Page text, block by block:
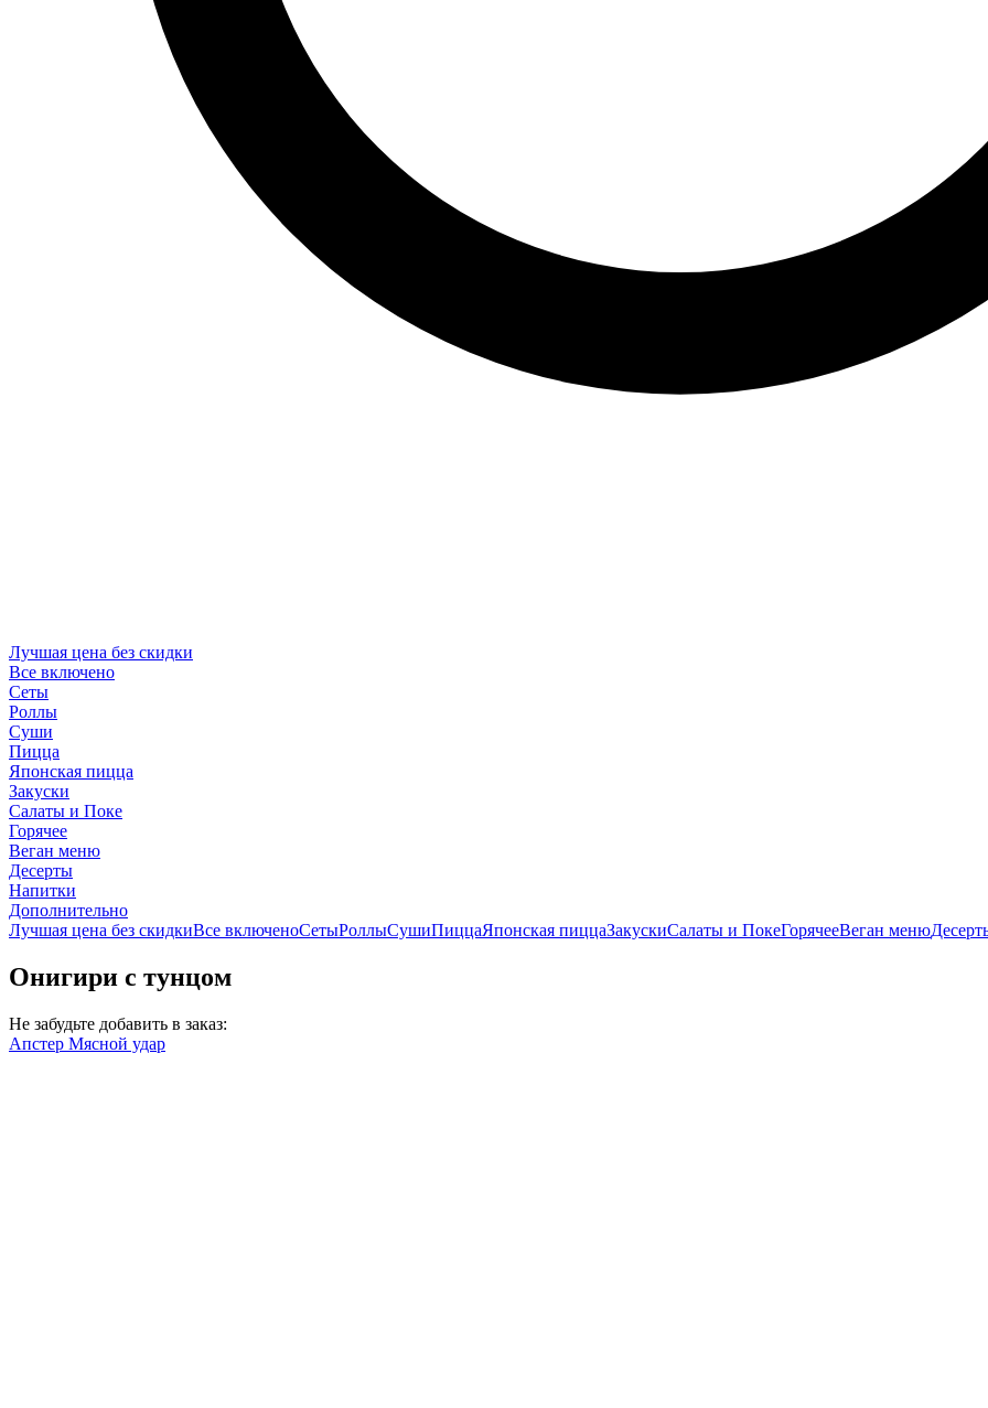
Лучшая цена без скидки
Все включено
Сеты
Роллы
Суши
Пицца
Японская пицца
Закуски
Салаты и Поке
Горячее
Веган меню
Десерты
Напитки
Дополнительно
Лучшая цена без скидкиВсе включеноСетыРоллыСушиПиццаЯпонская пиццаЗакускиСалаты и ПокеГорячееВеган меню
Онигири с тунцом
Не забудьте добавить в заказ:
Апстер Мясной удар